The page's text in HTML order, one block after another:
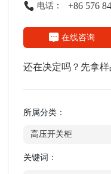
电话： +86 576
在线咨询
还在决定吗？先拿样
所属分类：
高压开关柜
关键词：